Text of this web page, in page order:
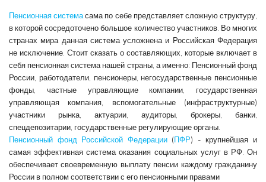
Пенсионная системасама по себе представляет сложную структуру,
в которой сосредоточено большое количество участников. Во многих
странах мира данная система усложнена и Российская Федерация
не исключение. Стоит сказать о составляющих, которые включает в
себя пенсионная система нашей страны, а именно: Пенсионный фонд
России, работодатели, пенсионеры, негосударственные пенсионные
фонды, частные управляющие компании, государственная
управляющая компания, вспомогательные (инфраструктурные)
участники рынка, актуарии, аудиторы, брокеры, банки,
спецдепозитарии, государственные регулирующие органы.
Пенсионный фонд Российской Федерации (ПФР) - крупнейшая и
самая эффективная система оказания социальных услуг в РФ. Он
обеспечивает своевременную выплату пенсии каждому гражданину
России в полном соответствии с его пенсионными правами